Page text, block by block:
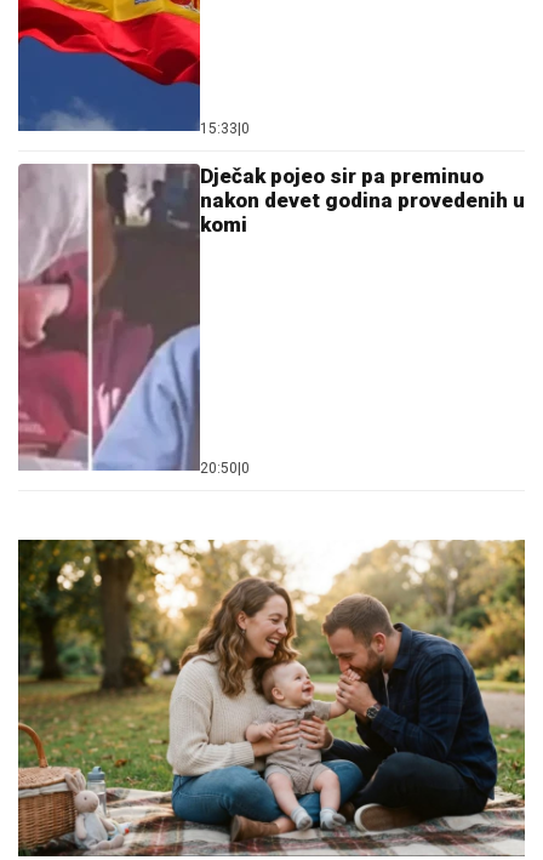
15:33|0
Dječak pojeo sir pa preminuo
nakon devet godina provedenih u
komi
20:50|0